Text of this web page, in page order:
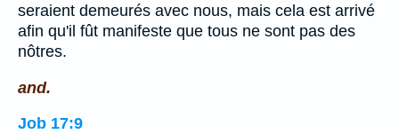
seraient demeurés avec nous, mais cela est arrivé
afin qu'il fût manifeste que tous ne sont pas des
nôtres.
and.
Job 17:9